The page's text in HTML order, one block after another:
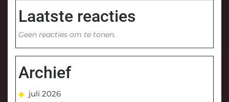
Laatste reacties
Geen reacties om te tonen.
Archief
juli 2026